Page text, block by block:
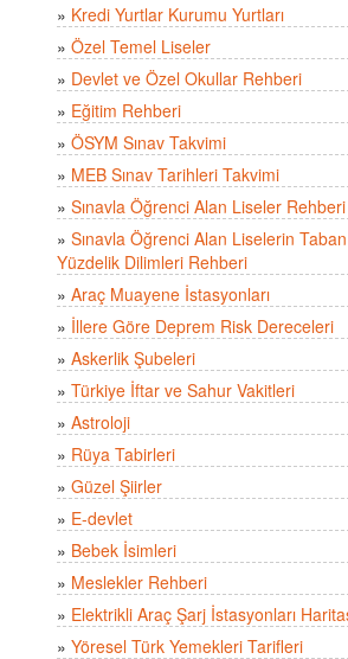
» Kredi Yurtlar Kurumu Yurtları
» Özel Temel Liseler
» Devlet ve Özel Okullar Rehberi
» Eğitim Rehberi
» ÖSYM Sınav Takvimi
» MEB Sınav Tarihleri Takvimi
» Sınavla Öğrenci Alan Liseler Rehberi
» Sınavla Öğrenci Alan Liselerin
Yüzdelik Dilimleri Rehberi
» Araç Muayene İstasyonları
» İllere Göre Deprem Risk Dereceleri
» Askerlik Şubeleri
» Türkiye İftar ve Sahur Vakitleri
» Astroloji
» Rüya Tabirleri
» Güzel Şiirler
» E-devlet
» Bebek İsimleri
» Meslekler Rehberi
» Elektrikli Araç Şarj İstasyonları
» Yöresel Türk Yemekleri Tarifleri